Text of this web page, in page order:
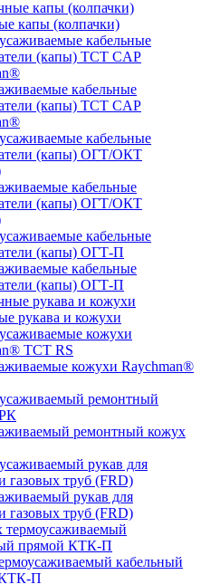
капы (колпачки)
кабельные
(капы) ТCT CAP
кабельные
(капы) ОГТ/ОКТ
кабельные
(капы) ОГТ-П
рукава и кожухи
кожухи Raychman®
ремонтный кожух
рукав для
газовых труб (FRD)
кабельный
П